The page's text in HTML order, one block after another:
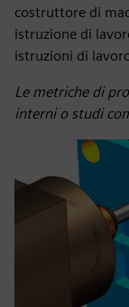
costruttore di
istruzione di
istruzioni di
Le metriche di
interni o studi